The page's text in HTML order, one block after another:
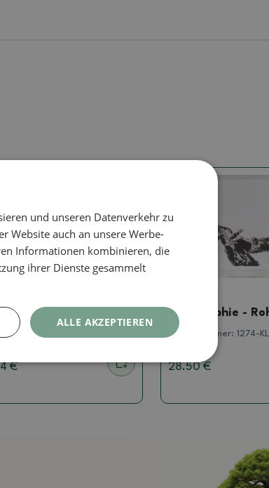
- Ernte
€
Kalligraphie -
Artikelnummer:1274-
28.50 €
und unseren Datenverkehr zu
Website auch an unsere Werbe-
Informationen kombinieren, die
ihrer Dienste gesammelt
ALLE AKZEPTIEREN